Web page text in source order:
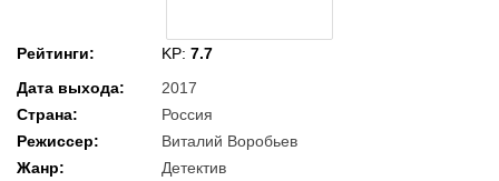
Рейтинги: KP: 7.7
Дата выхода:
2017
Страна:
Россия
Режиссер:
Виталий Воробьев
Жанр:
Детектив